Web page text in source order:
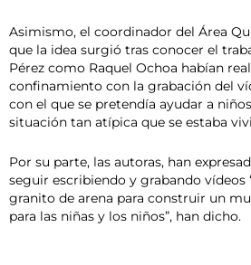
Asimismo, el coordinador del Área
que la idea surgió tras conocer el
Pérez como Raquel Ochoa habían
confinamiento con la grabación del
con el que se pretendía ayudar a
situación tan atípica que se estaba
Por su parte, las autoras, han
seguir escribiendo y grabando vídeos
granito de arena para construir un
para las niñas y los niños”, han dicho.